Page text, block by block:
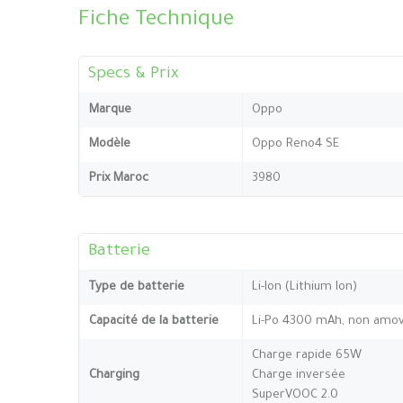
Fiche Technique
Specs & Prix
Marque Oppo
Modèle Oppo Reno4 SE
Prix Maroc 3980
Batterie
Type de batterie Li-Ion (Lithium Ion)
Capacité de la batterie Li-Po 4300 mAh, non
Charging
Charge rapide 65W
Charge inversée
SuperVOOC 2.0